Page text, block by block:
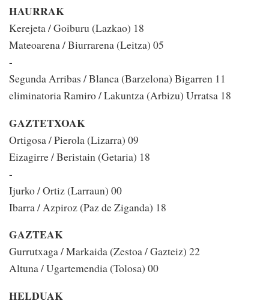
HAURRAK
Kerejeta / Goiburu (Lazkao) 18
Mateoarena / Biurrarena (Leitza) 05
-
Segunda Arribas / Blanca (Barzelona) Bigarren 11
eliminatoria Ramiro / Lakuntza (Arbizu) Urratsa 18
GAZTETXOAK
Ortigosa / Pierola (Lizarra) 09
Eizagirre / Beristain (Getaria) 18
-
Ijurko / Ortiz (Larraun) 00
Ibarra / Azpiroz (Paz de Ziganda) 18
GAZTEAK
Gurrutxaga / Markaida (Zestoa / Gazteiz) 22
Altuna / Ugartemendia (Tolosa) 00
HELDUAK